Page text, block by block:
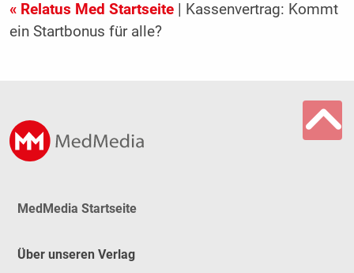
« Relatus Med Startseite| Kassenvertrag: Kommt
ein Startbonus für alle?
MedMedia Startseite
Über unseren Verlag